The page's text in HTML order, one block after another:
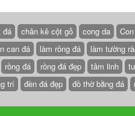
đá chân kê cột gỗ cong da
can đá làm rồng đá làm tường
rồng đá rồng đá đẹp tâm linh
trí đèn đá đẹp đồ thờ bằng đá